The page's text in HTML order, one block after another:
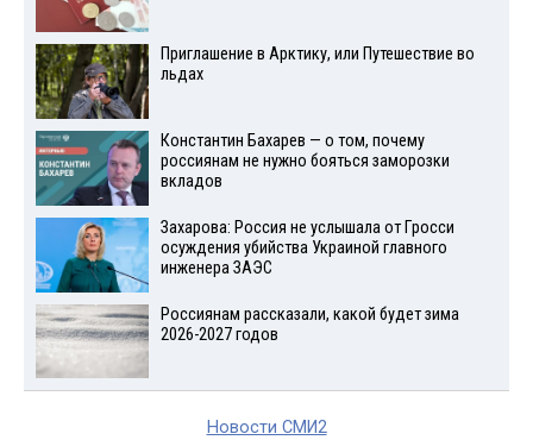
Приглашение в Арктику, или Путешествие во
льдах
Константин Бахарев — о том, почему
россиянам не нужно бояться заморозки
вкладов
Захарова: Россия не услышала от Гросси
осуждения убийства Украиной главного
инженера ЗАЭС
Россиянам рассказали, какой будет зима
2026-2027 годов
Новости СМИ2